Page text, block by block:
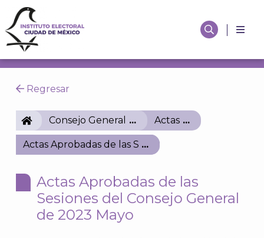
Regresar
IECMConsejo General Actas
Actas Aprobadas de las Sesiones del Consejo
Actas Aprobadas de las
Sesiones del Consejo General
de 2023 Mayo